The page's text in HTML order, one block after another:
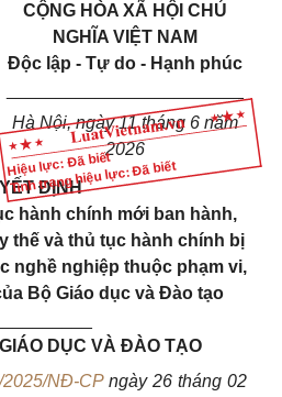
Hiệu lực: Đã biết
Tình trạng hiệu lực: Đã biết
CỘNG HÒA XÃ HỘI CHỦ
NGHĨA VIỆT NAM
Độc lập - Tự do - Hạnh phúc
Hà Nội, ngày 11 tháng 6 năm
2026
ĐỊNH
hành chính mới ban hành,
thế và thủ tục hành chính bị
nghề nghiệp thuộc phạm vi,
Bộ Giáo dục và Đào tạo
DỤC VÀ ĐÀO TẠO
2025/NĐ-CPngày 26 tháng 02